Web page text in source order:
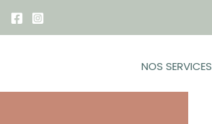
au
NOS SERVICES